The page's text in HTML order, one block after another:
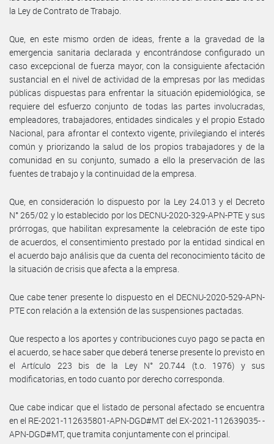
la Ley de Contrato de Trabajo.
Que, en este mismo orden de ideas, frente a la gravedad de la
emergencia sanitaria declarada y encontrándose configurado un
caso excepcional de fuerza mayor, con la consiguiente afectación
sustancial en el nivel de actividad de la empresas por las medidas
públicas dispuestas para enfrentar la situación epidemiológica, se
requiere del esfuerzo conjunto de todas las partes involucradas,
empleadores, trabajadores, entidades sindicales y el propio Estado
Nacional, para afrontar el contexto vigente, privilegiando el interés
común y priorizando la salud de los propios trabajadores y de la
comunidad en su conjunto, sumado a ello la preservación de las
fuentes de trabajo y la continuidad de la empresa.
Que, en consideración lo dispuesto por la Ley 24.013 y el Decreto
N° 265/02 y lo establecido por los DECNU-2020-329-APN-PTE y sus
prórrogas, que habilitan expresamente la celebración de este tipo
de acuerdos, el consentimiento prestado por la entidad sindical en
el acuerdo bajo análisis que da cuenta del reconocimiento tácito de
la situación de crisis que afecta a la empresa.
Que cabe tener presente lo dispuesto en el DECNU-2020-529-APN-
PTE con relación a la extensión de las suspensiones pactadas.
Que respecto a los aportes y contribuciones cuyo pago se pacta en
el acuerdo, se hace saber que deberá tenerse presente lo previsto en
el Artículo 223 bis de la Ley N° 20.744 (t.o. 1976) y sus
modificatorias, en todo cuanto por derecho corresponda.
Que cabe indicar que el listado de personal afectado se encuentra
en el RE-2021-112635801-APN-DGD#MT del EX-2021-112639035- -
APN-DGD#MT, que tramita conjuntamente con el principal.